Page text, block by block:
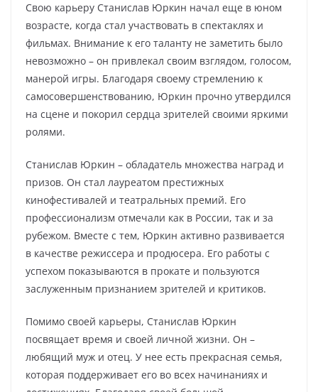
Свою карьеру Станислав Юркин начал еще в юном
возрасте, когда стал участвовать в спектаклях и
фильмах. Внимание к его таланту не заметить было
невозможно – он привлекал своим взглядом, голосом,
манерой игры. Благодаря своему стремлению к
самосовершенствованию, Юркин прочно утвердился
на сцене и покорил сердца зрителей своими яркими
ролями.
Станислав Юркин – обладатель множества наград и
призов. Он стал лауреатом престижных
кинофестивалей и театральных премий. Его
профессионализм отмечали как в России, так и за
рубежом. Вместе с тем, Юркин активно развивается
в качестве режиссера и продюсера. Его работы с
успехом показываются в прокате и пользуются
заслуженным признанием зрителей и критиков.
Помимо своей карьеры, Станислав Юркин
посвящает время и своей личной жизни. Он –
любящий муж и отец. У нее есть прекрасная семья,
которая поддерживает его во всех начинаниях и